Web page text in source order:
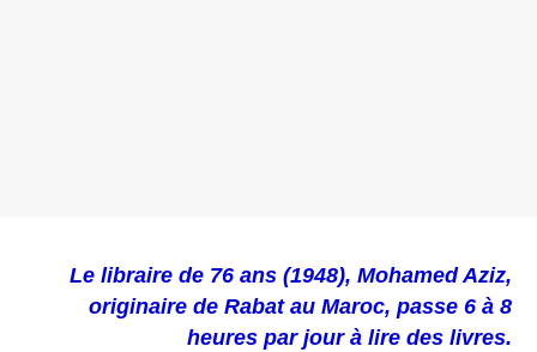
Le libraire de 76 ans (1948), Mohamed Aziz,
originaire de Rabat au Maroc, passe 6 à 8
heures par jour à lire des livres.